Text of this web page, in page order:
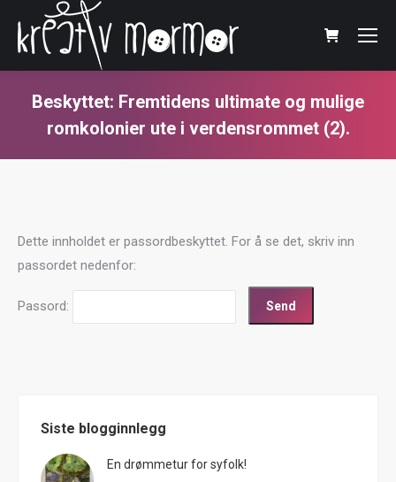
Beskyttet: Fremtidens ultimate og mulige
romkolonier ute i verdensrommet (2).
Dette innholdet er passordbeskyttet. For å se det, skriv inn
passordet nedenfor:
Passord:
Siste blogginnlegg
En drømmetur for syfolk!